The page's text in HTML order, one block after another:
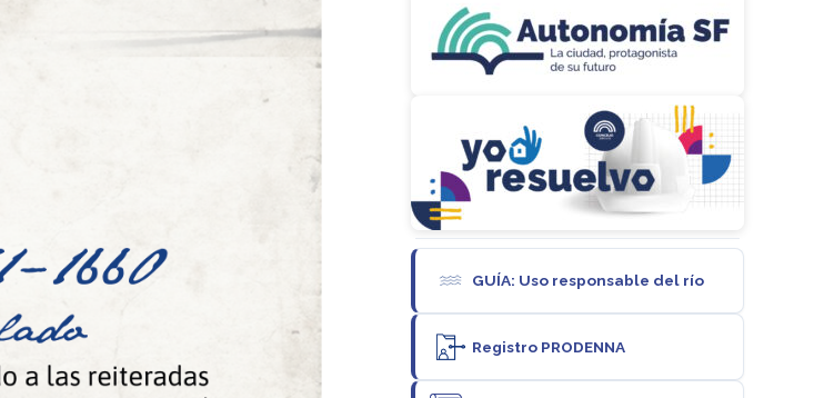
GUÍA: Uso responsable del río
Registro PRODENNA